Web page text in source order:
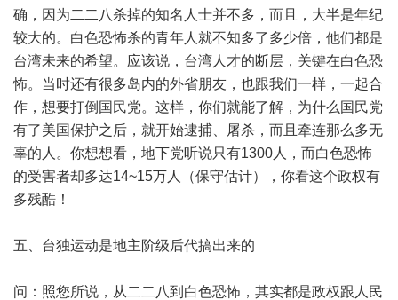
确，因为二二八杀掉的知名人士并不多，而且，大半是年纪
较大的。白色恐怖杀的青年人就不知多了多少倍，他们都是
台湾未来的希望。应该说，台湾人才的断层，关键在白色恐
怖。当时还有很多岛内的外省朋友，也跟我们一样，一起合
作，想要打倒国民党。这样，你们就能了解，为什么国民党
有了美国保护之后，就开始逮捕、屠杀，而且牵连那么多无
辜的人。你想想看，地下党听说只有1300人，而白色恐怖
的受害者却多达14~15万人（保守估计），你看这个政权有
多残酷！
五、台独运动是地主阶级后代搞出来的
问：照您所说，从二二八到白色恐怖，其实都是政权跟人民